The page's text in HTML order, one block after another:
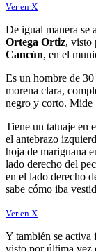
Ver en X
De igual manera se
Ortega Ortiz, visto
Cancún, en el
Es un hombre de
morena clara,
negro y corto. Mide
Tiene un tatuaje en
el antebrazo
hoja de mariguana
lado derecho del
en el lado derecho
sabe cómo iba
Ver en X
Y también se activa
visto por última vez